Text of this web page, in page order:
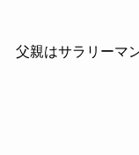
父親はサラリーマ